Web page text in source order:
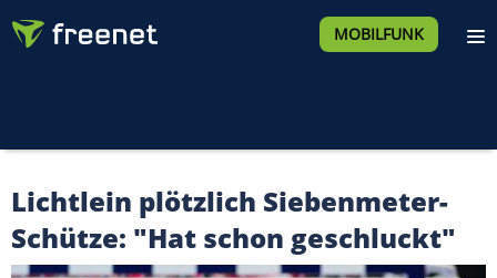
MOBILFUNK
Lichtlein plötzlich Siebenmeter-
Schütze: "Hat schon geschluckt"